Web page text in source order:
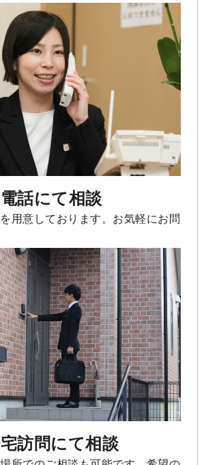
電話にて相談
用意しております。お気軽にお問
訪問にて相談